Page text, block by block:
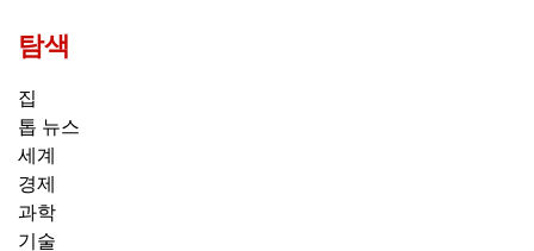
탐색
집
톱 뉴스
세계
경제
과학
기술